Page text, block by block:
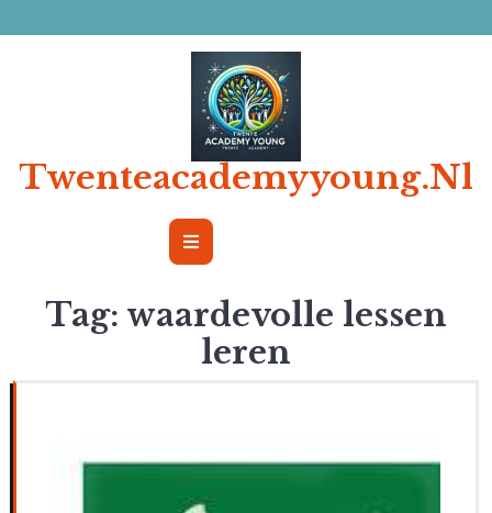
naar
Twenteacademyyoung.nl
Open
Tag: waardevolle lessen
leren